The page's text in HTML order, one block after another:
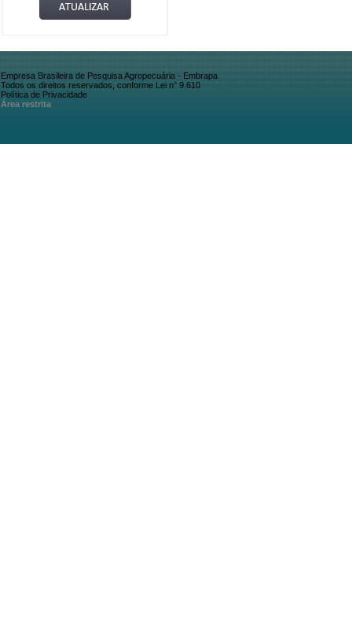
Empresa Brasileira de Pesquisa Agropecuária - Embrapa
Todos os direitos reservados, conforme Lei n° 9.610
Política de Privacidade
Área restrita